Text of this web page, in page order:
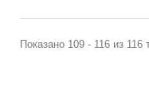
Показано 109 - 116 из 116